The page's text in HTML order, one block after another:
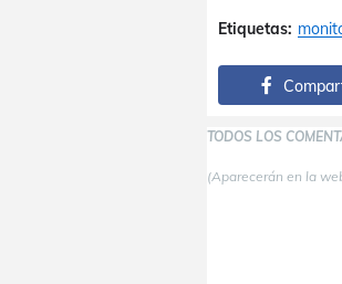
Etiquetas:
TODOS LOS
(Aparecerán en la